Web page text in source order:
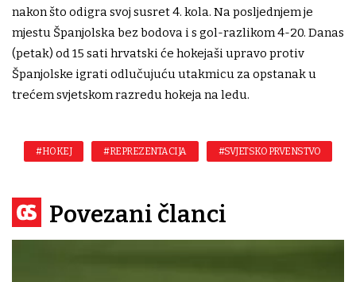
nakon što odigra svoj susret 4. kola. Na posljednjem je
mjestu Španjolska bez bodova i s gol-razlikom 4-20. Danas
(petak) od 15 sati hrvatski će hokejaši upravo protiv
Španjolske igrati odlučujuću utakmicu za opstanak u
trećem svjetskom razredu hokeja na ledu.
#HOKEJ #REPREZENTACIJA #SVJETSKO PRVENSTVO
Povezani članci